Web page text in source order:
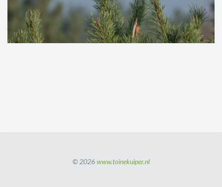
© 2026www.toinekuiper.nl